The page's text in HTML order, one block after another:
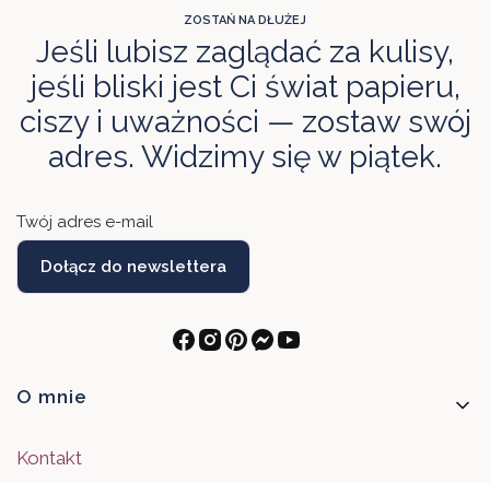
ZOSTAŃ NA DŁUŻEJ
Jeśli lubisz zaglądać za kulisy,
jeśli bliski jest Ci świat papieru,
ciszy i uważności — zostaw swój
adres. Widzimy się w piątek.
Twój adres e-mail
Dołącz do newslettera
Linki w stopce
O mnie
Kontakt